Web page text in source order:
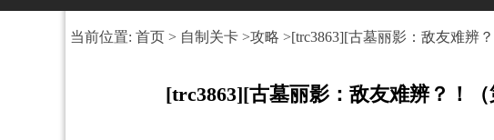
当前位置: 首页 > 自制关卡 >攻略 >[trc3863][古墓丽影：敌友难辨
[trc3863][古墓丽影：敌友难辨？！